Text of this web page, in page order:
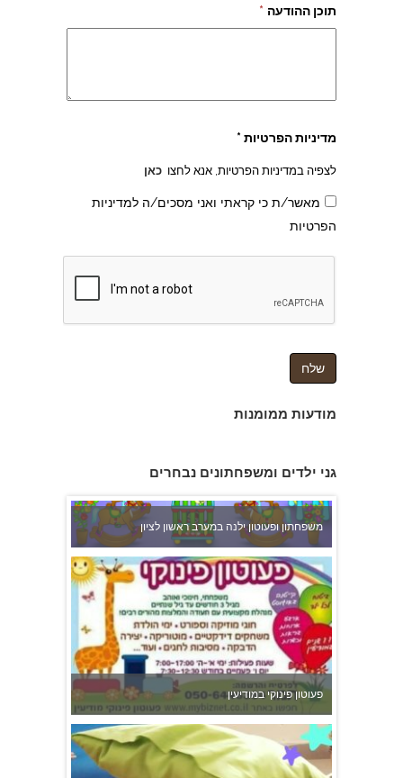
תוכן ההודעה *
מדיניות הפרטיות *
לצפיה במדיניות הפרטיות, אנא לחצו כאן
מאשר/ת כי קראתי ואני מסכים/ה למדיניות
הפרטיות
מודעות ממומנות
גני ילדים ומשפחתונים נבחרים
משפחתון ופעוטון ילנה במערב ראשון לציון
פעוטון פינוקי במודיעין